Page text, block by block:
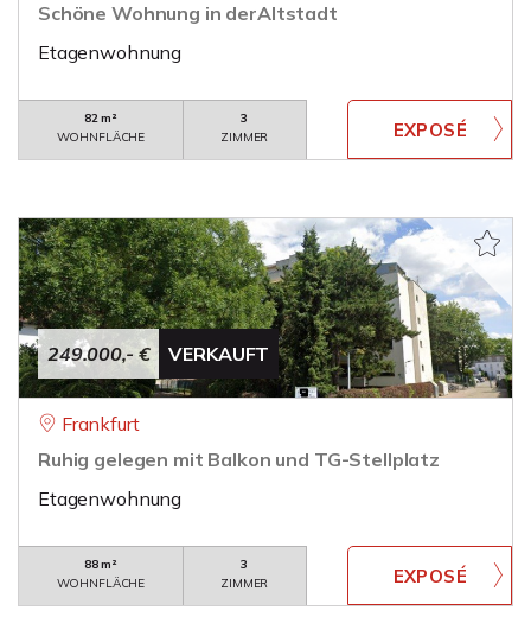
Schöne Wohnung in derAltstadt
Etagenwohnung
82 m²
WOHNFLÄCHE
3
ZIMMER
249.000,- € VERKAUFT
Frankfurt
Ruhig gelegen mit Balkon und TG-Stellplatz
Etagenwohnung
88 m²
WOHNFLÄCHE
3
ZIMMER